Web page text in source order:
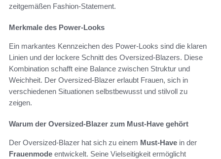
zeitgemäßen Fashion-Statement.
Merkmale des Power-Looks
Ein markantes Kennzeichen des Power-Looks sind die klaren
Linien und der lockere Schnitt des Oversized-Blazers. Diese
Kombination schafft eine Balance zwischen Struktur und
Weichheit. Der Oversized-Blazer erlaubt Frauen, sich in
verschiedenen Situationen selbstbewusst und stilvoll zu
zeigen.
Warum der Oversized-Blazer zum Must-Have gehört
Der Oversized-Blazer hat sich zu einem Must-Have in der
Frauenmode entwickelt. Seine Vielseitigkeit ermöglicht